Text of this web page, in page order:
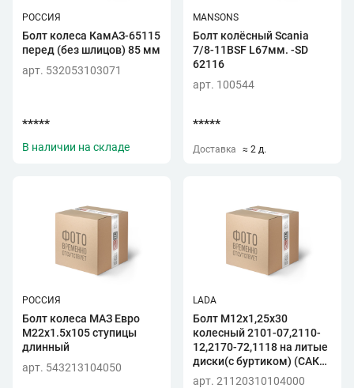
РОССИЯ
Болт колеса КамАЗ-65115
перед (без шлицов) 85 мм
арт. 532053103071
*****
В наличии на складе
MANSONS
Болт колёсный Scania
7/8-11BSF L67мм. -SD
62116
арт. 100544
*****
Доставка ≈ 2 д.
РОССИЯ
Болт колеса МАЗ Евро
М22х1.5х105 ступицы
длинный
арт. 543213104050
LADA
Болт М12х1,25х30
колесный 2101-07,2110-
12,2170-72,1118 на литые
диски(с буртиком) (САК
г.Белебей)
арт. 21120310104000